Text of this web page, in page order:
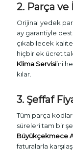
2. Parça ve
Orijinal yedek
ay garantiyle
çıkabilecek kalite
hiçbir ek ücret
Klima Servisi’ni
kılar.
3. Şeffaf
Tüm parça
süreleri tam bir
Büyükçekmece
faturalarla